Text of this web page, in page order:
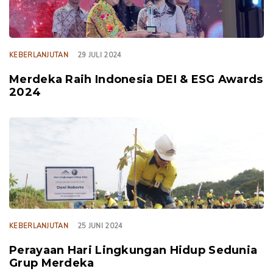
KEBERLANJUTAN 29 JULI 2024
Merdeka Raih Indonesia DEI & ESG Awards
2024
KEBERLANJUTAN 25 JUNI 2024
Perayaan Hari Lingkungan Hidup Sedunia
Grup Merdeka